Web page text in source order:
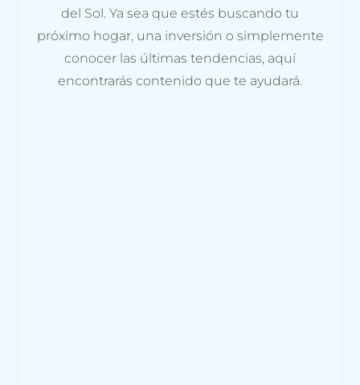
del Sol. Ya sea que estés buscando tu
próximo hogar, una inversión o simplemente
conocer las últimas tendencias, aquí
encontrarás contenido que te ayudará.